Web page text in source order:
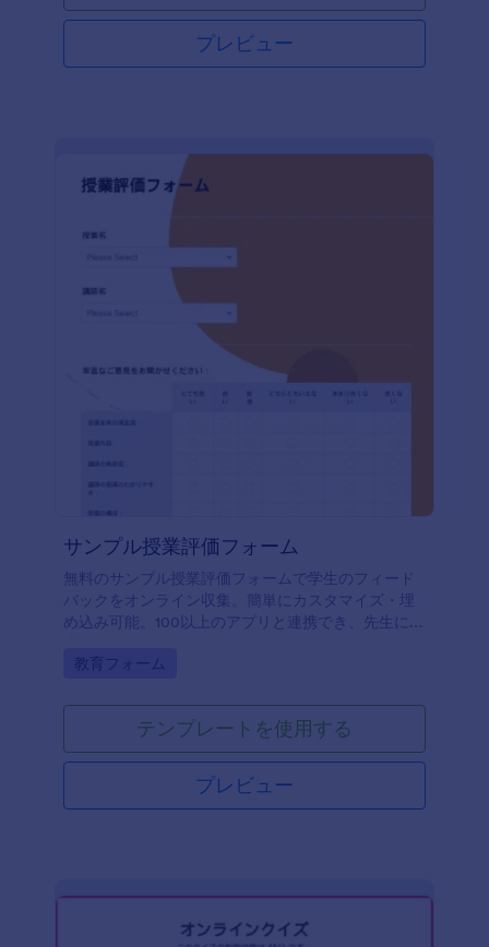
ています。この登録フォームのテンプレートには、
学生が登録プロセスに関するコメントを送信した
り、登録に関する質問をするためのテキストエリア
プレビュー
サンプル授業評価フォーム
無料のサンプル授業評価フォームで学生のフィード
バックをオンライン収集。簡単にカスタマイズ・埋
め込み可能。100以上のアプリと連携でき、先生に最
Go to Category:
教育フォーム
テンプレートを使用する
プレビュー